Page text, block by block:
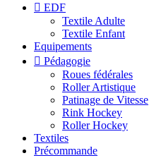
 EDF
Textile Adulte
Textile Enfant
Equipements
 Pédagogie
Roues fédérales
Roller Artistique
Patinage de Vitesse
Rink Hockey
Roller Hockey
Textiles
Précommande